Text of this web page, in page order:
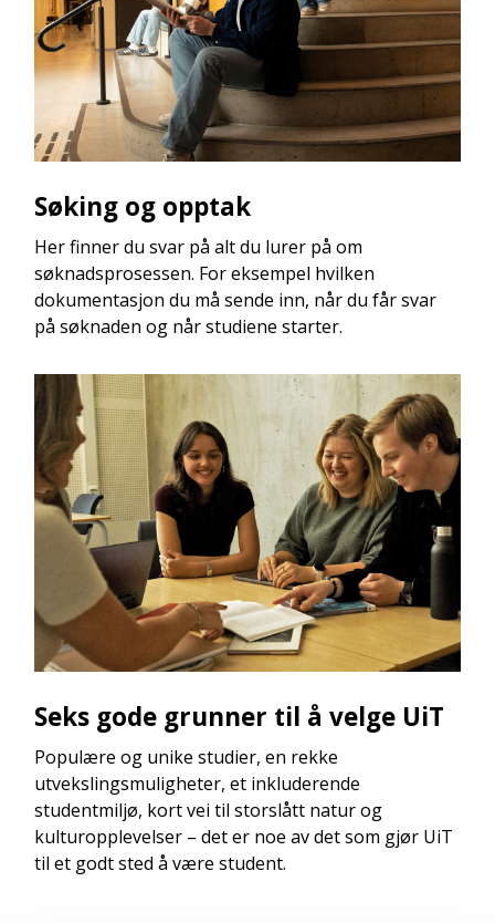
Søking og opptak
Her finner du svar på alt du lurer på om
søknadsprosessen. For eksempel hvilken
dokumentasjon du må sende inn, når du får svar
på søknaden og når studiene starter.
Seks gode grunner til å velge UiT
Populære og unike studier, en rekke
utvekslingsmuligheter, et inkluderende
studentmiljø, kort vei til storslått natur og
kulturopplevelser – det er noe av det som gjør UiT
til et godt sted å være student.